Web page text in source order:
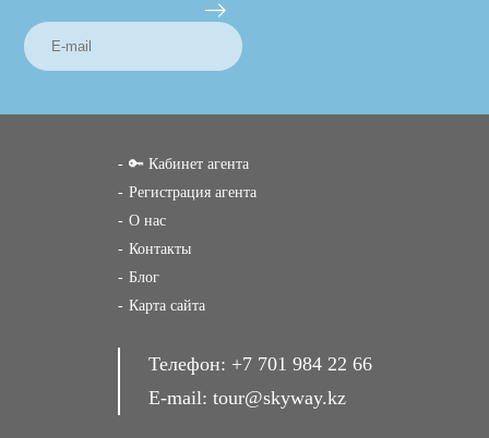
🔑 Кабинет агента
Регистрация агента
О нас
Контакты
Блог
Карта сайта
Телефон: +7 701 984 22 66
E-mail: tour@skyway.kz